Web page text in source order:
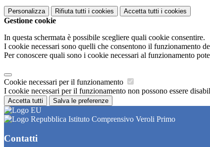
Personalizza Rifiuta tutti i cookies Accetta tutti i cookies
Gestione cookie
In questa schermata è possibile scegliere quali cookie consentire.
I cookie necessari sono quelli che consentono il funzionamento
Per conoscere quali sono i cookie necessari al funzionamento
Cookie necessari per il funzionamento
I cookie necessari per il funzionamento non possono essere
Accetta tutti Salva le preferenze
Istituto Comprensivo Veroli Primo
Contatti